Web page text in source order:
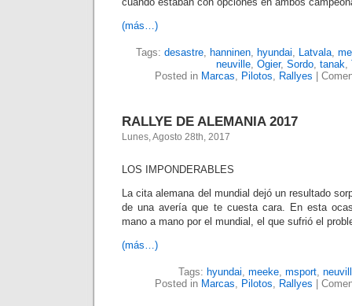
(más…)
Tags: desastre, hanninen, hyundai, Latvala,
neuville, Ogier, Sordo, tanak,
Posted in Marcas, Pilotos, Rallyes
RALLYE DE ALEMANIA 2017
Lunes, Agosto 28th, 2017
LOS IMPONDERABLES
La cita alemana del mundial dejó un resultado
de una avería que te cuesta cara. En esta
mano a mano por el mundial, el que sufrió el
(más…)
Tags: hyundai, meeke, msport,
Posted in Marcas, Pilotos, Rallyes